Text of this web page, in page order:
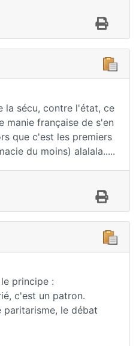
la sécu, contre l'état, ce
manie française de s'en
que c'est les premiers
du moins) alalala.....
principe :
c'est un patron.
paritarisme, le débat